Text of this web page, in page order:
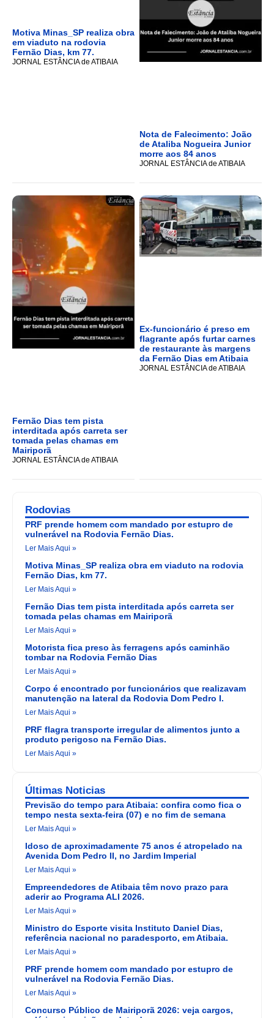
Motiva Minas_SP realiza obra
em viaduto na rodovia
Fernão Dias, km 77.
JORNAL ESTÂNCIA de ATIBAIA
Nota de Falecimento: João
de Ataliba Nogueira Junior
morre aos 84 anos
JORNAL ESTÂNCIA de ATIBAIA
Fernão Dias tem pista
interditada após carreta ser
tomada pelas chamas em
Mairiporã
JORNAL ESTÂNCIA de ATIBAIA
Ex-funcionário é preso em
flagrante após furtar carnes
de restaurante às margens
da Fernão Dias em Atibaia
JORNAL ESTÂNCIA de ATIBAIA
Rodovias
PRF prende homem com mandado por estupro de
vulnerável na Rodovia Fernão Dias.
Ler Mais Aqui »
Motiva Minas_SP realiza obra em viaduto na rodovia
Fernão Dias, km 77.
Ler Mais Aqui »
Fernão Dias tem pista interditada após carreta ser
tomada pelas chamas em Mairiporã
Ler Mais Aqui »
Motorista fica preso às ferragens após caminhão
tombar na Rodovia Fernão Dias
Ler Mais Aqui »
Corpo é encontrado por funcionários que realizavam
manutenção na lateral da Rodovia Dom Pedro I.
Ler Mais Aqui »
PRF flagra transporte irregular de alimentos junto a
produto perigoso na Fernão Dias.
Ler Mais Aqui »
Últimas Noticias
Previsão do tempo para Atibaia: confira como fica o
tempo nesta sexta-feira (07) e no fim de semana
Ler Mais Aqui »
Idoso de aproximadamente 75 anos é atropelado na
Avenida Dom Pedro II, no Jardim Imperial
Ler Mais Aqui »
Empreendedores de Atibaia têm novo prazo para
aderir ao Programa ALI 2026.
Ler Mais Aqui »
Ministro do Esporte visita Instituto Daniel Dias,
referência nacional no paradesporto, em Atibaia.
Ler Mais Aqui »
PRF prende homem com mandado por estupro de
vulnerável na Rodovia Fernão Dias.
Ler Mais Aqui »
Concurso Público de Mairiporã 2026: veja cargos,